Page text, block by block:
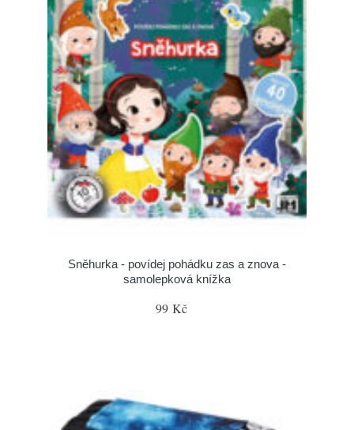
Sněhurka - povídej pohádku zas a znova -
samolepková knížka
99 Kč